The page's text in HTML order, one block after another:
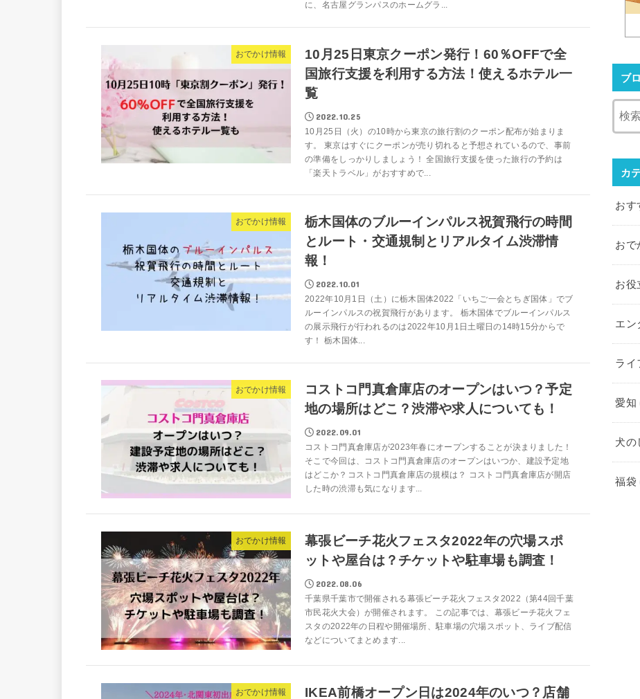
に、名古屋グランパスのホームグラ...
おでかけ情報
10月25日東京クーポン発行！60％OFFで全
国旅行支援を利用する方法！使えるホテル一
覧
2022.10.25
10月25日（火）の10時から東京の旅行割のクーポン配布が始まりま
す。 東京はすぐにクーポンが売り切れると予想されているので、事前
の準備をしっかりしましょう！ 全国旅行支援を使った旅行の予約は
「楽天トラベル」がおすすめで...
おでかけ情報
栃木国体のブルーインパルス祝賀飛行の時間
とルート・交通規制とリアルタイム渋滞情
報！
2022.10.01
2022年10月1日（土）に栃木国体2022「いちご一会とちぎ国体」でブ
ルーインパルスの祝賀飛行があります。 栃木国体でブルーインパルス
の展示飛行が行われるのは2022年10月1日土曜日の14時15分からで
す！ 栃木国体...
おでかけ情報
コストコ門真倉庫店のオープンはいつ？予定
地の場所はどこ？渋滞や求人についても！
2022.09.01
コストコ門真倉庫店が2023年春にオープンすることが決まりました！
そこで今回は、コストコ門真倉庫店のオープンはいつか、建設予定地
はどこか？コストコ門真倉庫店の規模は？ コストコ門真倉庫店が開店
した時の渋滞も気になります...
おでかけ情報
幕張ビーチ花火フェスタ2022年の穴場スポ
ットや屋台は？チケットや駐車場も調査！
2022.08.06
千葉県千葉市で開催される幕張ビーチ花火フェスタ2022（第44回千葉
市民花火大会）が開催されます。 この記事では、幕張ビーチ花火フェ
スタの2022年の日程や開催場所、駐車場の穴場スポット、ライブ配信
などについてまとめます...
おでかけ情報
IKEA前橋オープン日は2024年のいつ？店舗
ブ
カ
おす
おで
お役
エン
ライ
愛知
犬の
福袋